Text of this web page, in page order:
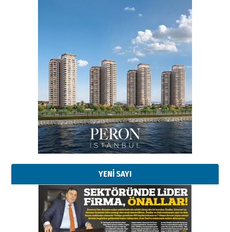
YENİ SAYI
Esat BİNDESEN
Başkan Sekmen’den Erzurum’a
bir vizyon proje daha!
02 Ağustos 2026 Pazar
Kadir SABUNCUOĞLU
Erzurumspor’un köşe taşları
29 Haziran 2026 Pazartesi
Kenan GÜLERCİ
Murat Şahsuvaroğlu ERKON’da
çıtayı yukarı taşırken,
yönetimdekiler aşağı
çekmemeli!
17 Şubat 2026 SalıOrhan BOZKURT